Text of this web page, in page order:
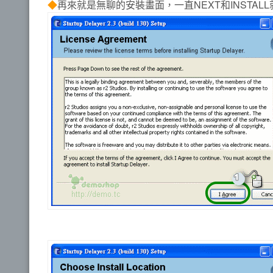
◆再來就是無聊的安裝畫面，一直NEXT和INSTALL